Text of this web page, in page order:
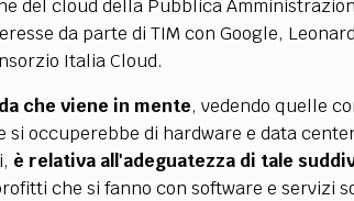
del cloud della Pubblica
da parte di TIM con Google,
Italia Cloud.
che viene in mente, vedendo quelle
si occuperebbe di hardware e data
è relativa all'adeguatezza di tale
che si fanno con software e servizi